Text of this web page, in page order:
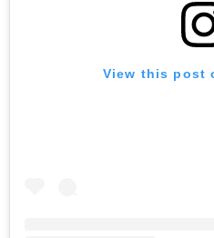
View this post